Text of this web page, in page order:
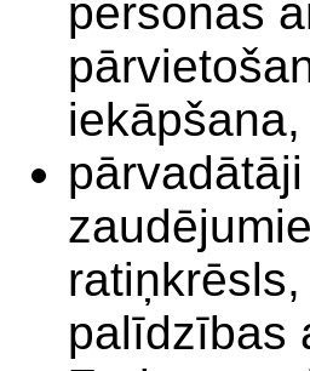
personas
palīdzības